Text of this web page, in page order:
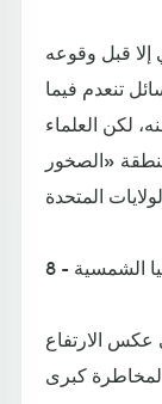
إلا قبل وقوعه
تنعدم فيما
لكن العلماء
«الصخور
عكس الارتفاع